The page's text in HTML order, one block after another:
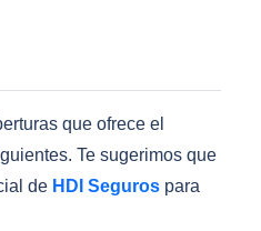
que ofrece el
Te sugerimos que
de HDI Seguros para